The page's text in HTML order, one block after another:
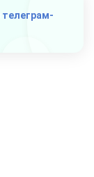
телеграм-